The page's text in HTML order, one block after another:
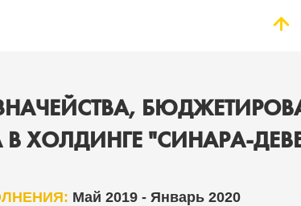
В ХОЛДИНГЕ "СИНАРА-
Май 2019 - Январь 2020